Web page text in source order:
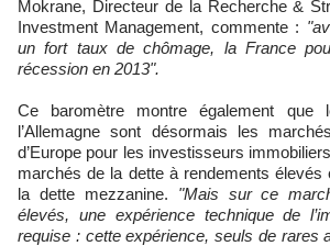
Mokrane, Directeur de la Recherche &
Investment Management, commente :
un fort taux de chômage, la France
récession en 2013".
Ce baromètre montre également que
l’Allemagne sont désormais les
d’Europe pour les investisseurs
marchés de la dette à rendements
la dette mezzanine. "Mais sur ce
élevés, une expérience technique de
requise : cette expérience, seuls de rares